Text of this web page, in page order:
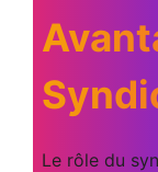
Le rôle du